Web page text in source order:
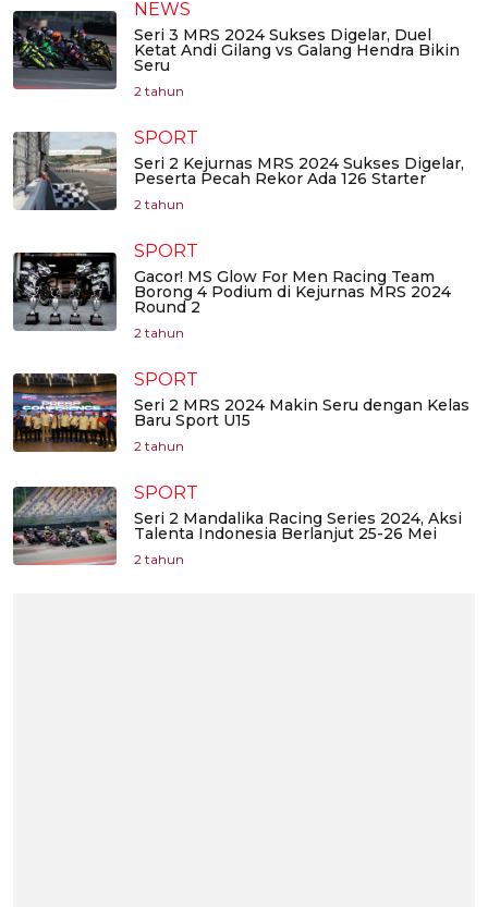
NEWS
Seri 3 MRS 2024 Sukses Digelar, Duel
Ketat Andi Gilang vs Galang Hendra Bikin
Seru
2 tahun
SPORT
Seri 2 Kejurnas MRS 2024 Sukses Digelar,
Peserta Pecah Rekor Ada 126 Starter
2 tahun
SPORT
Gacor! MS Glow For Men Racing Team
Borong 4 Podium di Kejurnas MRS 2024
Round 2
2 tahun
SPORT
Seri 2 MRS 2024 Makin Seru dengan Kelas
Baru Sport U15
2 tahun
SPORT
Seri 2 Mandalika Racing Series 2024, Aksi
Talenta Indonesia Berlanjut 25-26 Mei
2 tahun